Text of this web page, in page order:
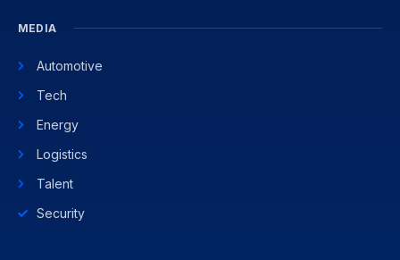
MEDIA
Automotive
Tech
Energy
Logistics
Talent
Security